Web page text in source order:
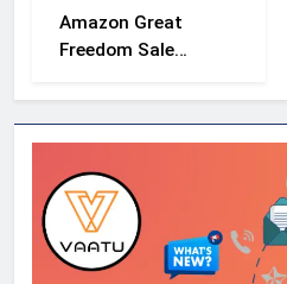
Amazon Great
Freedom Sale
OnePlus और
Xiaomi समेत कई
डिस्काउंट